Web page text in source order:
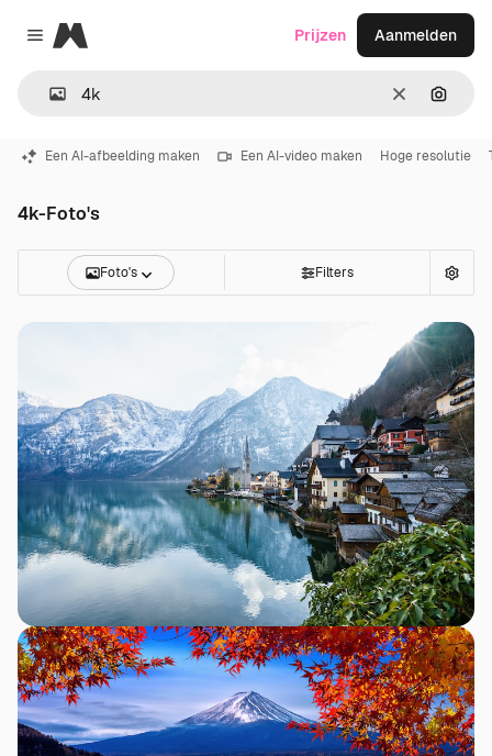
Close menu
Magnific
Wissen
Prijzen Aanmelden
Een AI-afbeelding maken Een AI-video maken Hoge resolutie
4k-Foto's
Foto's Filters